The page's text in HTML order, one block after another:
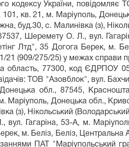
кодексу України,
101, кв. 21, м. Маріуполь,
буд.30, с. Малинівка (з),
Шеремету О. Л., вул.
Лтд", 35 Догога Берек, м.
21 (909/275/25) у межах
область, 77300, код ЄДРПОУ
ТОВ "Азовблок", вул.
обл., 87545,
Маріуполь, Донецька обл.,
(з), Нікольський
Гагаріна, 53-А, м.
м. Беліз, Беліз,
ПАТ